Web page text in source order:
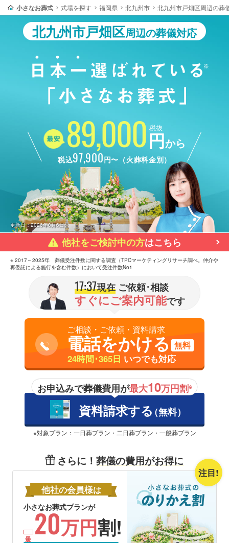
小さなお葬式 式場を探す 福岡県 北九州市 北九州市戸畑区周辺の葬
北九州市戸畑区周辺の葬儀対応
89,000 税抜
円から
税込97,900円〜（火葬料金別）
更新日：2026年8月6日
他社をご検討中の方はこちら
※ 2017～2025年 葬儀受注件数に関する調査（TPCマーケティングリサーチ調べ。仲介や
再委託による施行を含む件数）において受注件数No1
17:37現在ご依頼･相談
すぐにご案内可能です
ご相談・ご依頼・資料請求
電話をかける 無料
24時間･365日 いつでも対応
お申込みで葬儀費用が最大10万円割※
資料請求する（無料）
※対象プラン：一日葬プラン・二日葬プラン・一般葬プラン
さらに！葬儀の費用がお得に
注目!
他社の会員様は
小さなお葬式プランが
20万円割!